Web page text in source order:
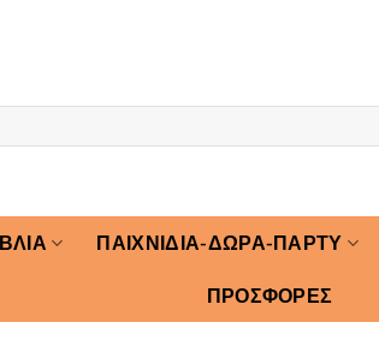
ΠΑΙΧΝΙΔΙΑ-ΔΩΡΑ-ΠΑΡΤΥ
ΠΡΟΣΦΟΡΕΣ